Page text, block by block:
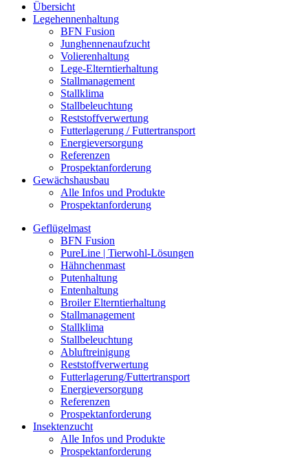
Übersicht
Legehennenhaltung
BFN Fusion
Junghennenaufzucht
Volierenhaltung
Lege-Elterntierhaltung
Stallmanagement
Stallklima
Stallbeleuchtung
Reststoffverwertung
Futterlagerung / Futtertransport
Energieversorgung
Referenzen
Prospektanforderung
Gewächshausbau
Alle Infos und Produkte
Prospektanforderung
Geflügelmast
BFN Fusion
PureLine | Tierwohl-Lösungen
Hähnchenmast
Putenhaltung
Entenhaltung
Broiler Elterntierhaltung
Stallmanagement
Stallklima
Stallbeleuchtung
Abluftreinigung
Reststoffverwertung
Futterlagerung/Futtertransport
Energieversorgung
Referenzen
Prospektanforderung
Insektenzucht
Alle Infos und Produkte
Prospektanforderung